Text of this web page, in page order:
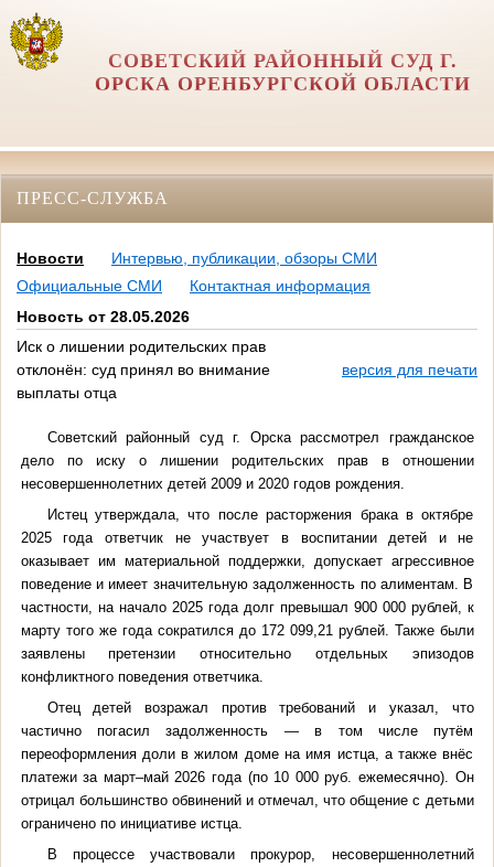
СОВЕТСКИЙ РАЙОННЫЙ СУД Г.
ОРСКА ОРЕНБУРГСКОЙ ОБЛАСТИ
ПРЕСС-СЛУЖБА
Новости
Интервью, публикации, обзоры СМИ
Официальные СМИ
Контактная информация
Новость от 28.05.2026
Иск о лишении родительских прав
отклонён: суд принял во внимание
выплаты отца
версия для печати
Советский районный суд г. Орска рассмотрел гражданское
дело по иску о лишении родительских прав в отношении
несовершеннолетних детей 2009 и 2020 годов рождения.
Истец утверждала, что после расторжения брака в октябре
2025 года ответчик не участвует в воспитании детей и не
оказывает им материальной поддержки, допускает агрессивное
поведение и имеет значительную задолженность по алиментам. В
частности, на начало 2025 года долг превышал 900 000 рублей, к
марту того же года сократился до 172 099,21 рублей. Также были
заявлены претензии относительно отдельных эпизодов
конфликтного поведения ответчика.
Отец детей возражал против требований и указал, что
частично погасил задолженность — в том числе путём
переоформления доли в жилом доме на имя истца, а также внёс
платежи за март–май 2026 года (по 10 000 руб. ежемесячно). Он
отрицал большинство обвинений и отмечал, что общение с детьми
ограничено по инициативе истца.
В процессе участвовали прокурор, несовершеннолетний